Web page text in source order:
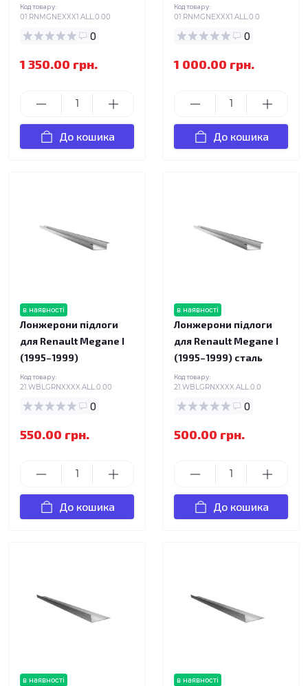
Код товару:
01.RNMGNEXXX1.ALL.0.00
0
1 350.00 грн.
До кошика
Код товару:
01.RNMGNEXXX1.ALL.0.0
0
1 000.00 грн.
До кошика
в наявності
Лонжерони підлоги
для Renault Megane I
(1995–1999)
Код товару:
21.WBLGRNXXXX.ALL.0.00
0
550.00 грн.
До кошика
в наявності
Лонжерони підлоги
для Renault Megane I
(1995–1999) сталь
Код товару:
21.WBLGRNXXXX.ALL.0.0
0
500.00 грн.
До кошика
в наявності в наявності